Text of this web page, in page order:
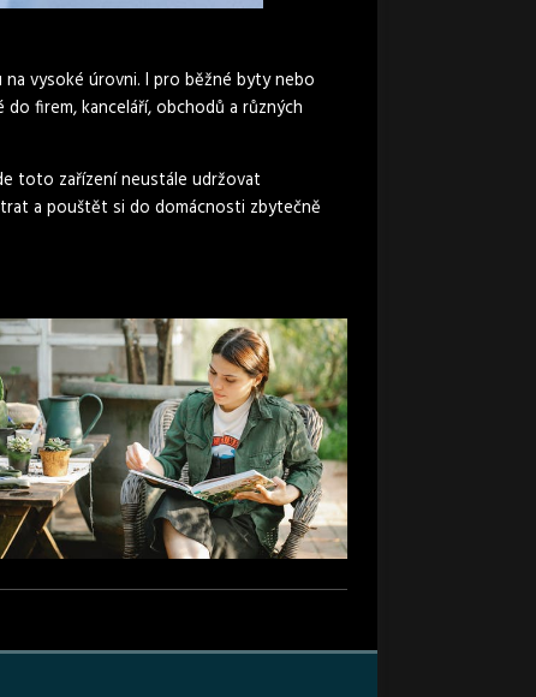
vysoké úrovni. I pro běžné byty nebo
firem, kanceláří, obchodů a různých
toto zařízení neustále udržovat
a pouštět si do domácnosti zbytečně